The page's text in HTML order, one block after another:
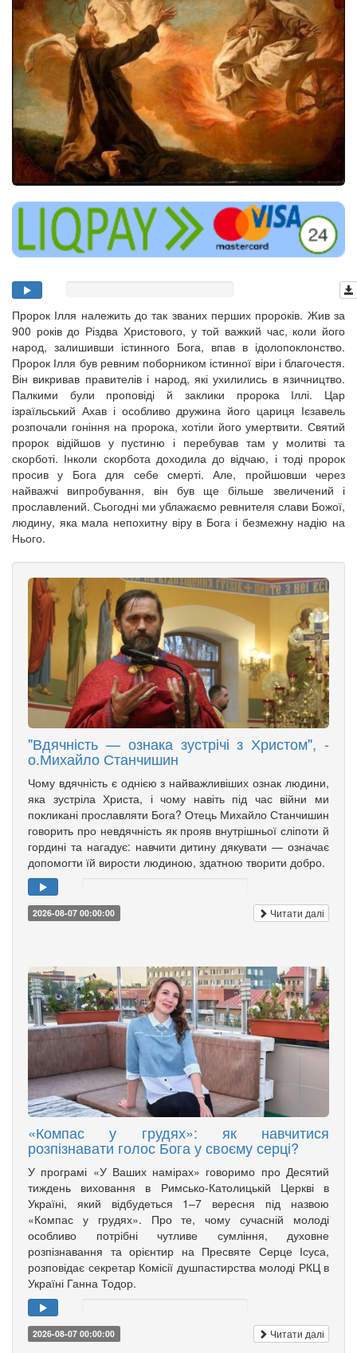
Пророк Ілля належить до так званих перших пророків. Жив за
900 років до Різдва Христового, у той важкий час, коли його
народ, залишивши істинного Бога, впав в ідолопоклонство.
Пророк Ілля був ревним поборником істинної віри і благочестя.
Він викривав правителів і народ, які ухилились в язичництво.
Палкими були проповіді й заклики пророка Іллі. Цар
ізраїльський Ахав і особливо дружина його цариця Ієзавель
розпочали гоніння на пророка, хотіли його умертвити. Святий
пророк відійшов у пустиню і перебував там у молитві та
скорботі. Інколи скорбота доходила до відчаю, і тоді пророк
просив у Бога для себе смерті. Але, пройшовши через
найважчі випробування, він був ще більше звеличений і
прославлений. Сьогодні ми ублажаємо ревнителя слави Божої,
людину, яка мала непохитну віру в Бога і безмежну надію на
Нього.
"Вдячність — ознака зустрічі з Христом", -
о.Михайло Станчишин
Чому вдячність є однією з найважливіших ознак людини,
яка зустріла Христа, і чому навіть під час війни ми
покликані прославляти Бога? Отець Михайло Станчишин
говорить про невдячність як прояв внутрішньої сліпоти й
гордині та нагадує: навчити дитину дякувати — означає
допомогти їй вирости людиною, здатною творити добро.
2026-08-07 00:00:00 Читати далі
«Компас у грудях»: як навчитися
розпізнавати голос Бога у своєму серці?
У програмі «У Ваших намірах» говоримо про Десятий
тиждень виховання в Римсько-Католицькій Церкві в
Україні, який відбудеться 1–7 вересня під назвою
«Компас у грудях». Про те, чому сучасній молоді
особливо потрібні чутливе сумління, духовне
розпізнавання та орієнтир на Пресвяте Серце Ісуса,
розповідає секретар Комісії душпастирства молоді РКЦ в
Україні Ганна Тодор.
2026-08-07 00:00:00 Читати далі